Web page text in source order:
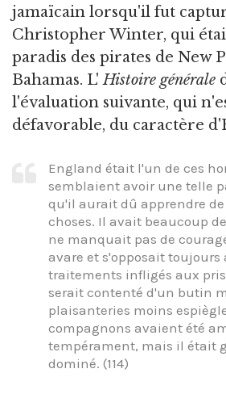
jamaïcain lorsqu'il fut
Christopher Winter, qui
paradis des pirates de New
Bahamas. L' Histoire générale
l'évaluation suivante, qui
défavorable, du caractère
England était l'un de ces
semblaient avoir une telle
qu'il aurait dû apprendre
choses. Il avait beaucoup
ne manquait pas de
avare et s'opposait
traitements infligés aux
serait contenté d'un butin
plaisanteries moins
compagnons avaient été
tempérament, mais il était
dominé. (114)